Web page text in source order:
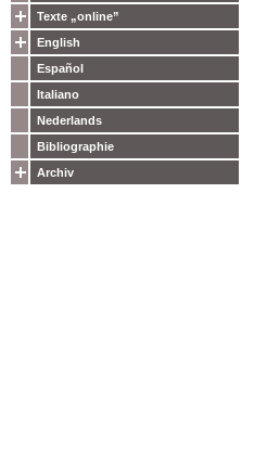
Texte „online”
English
Español
Italiano
Nederlands
Bibliographie
Archiv